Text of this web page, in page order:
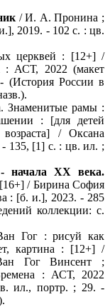
/ И. А. Пронина ;
2019. - 102 с. : цв.
церквей : [12+] /
АСТ, 2022 (макет
России в
. Знаменитые рамы :
: [для детей
/ Оксана
135, [1] с. : цв. ил. ;
начала XX века.
/ Бирина София
: [б. и.], 2023. - 285
коллекции: с.
Гог : рисуй как
картина : [12+] /
Гог Винсент ;
: АСТ, 2022
ил., портр. ; 29. -